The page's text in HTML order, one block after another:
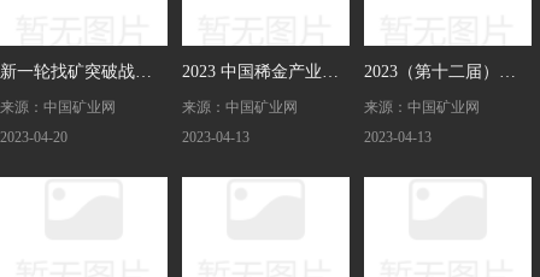
新一轮找矿突破战略
行动油气工作培训及
来源：中国矿业网
2023-04-20
2023 中国稀金产业创
新发展高峰论坛暨
来源：中国矿业网
2023-04-13
2023（第十二届）中
国—东盟矿业合作论
来源：中国矿业网
2023-04-13